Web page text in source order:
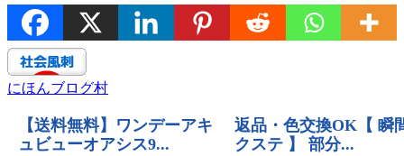
にほんブログ村